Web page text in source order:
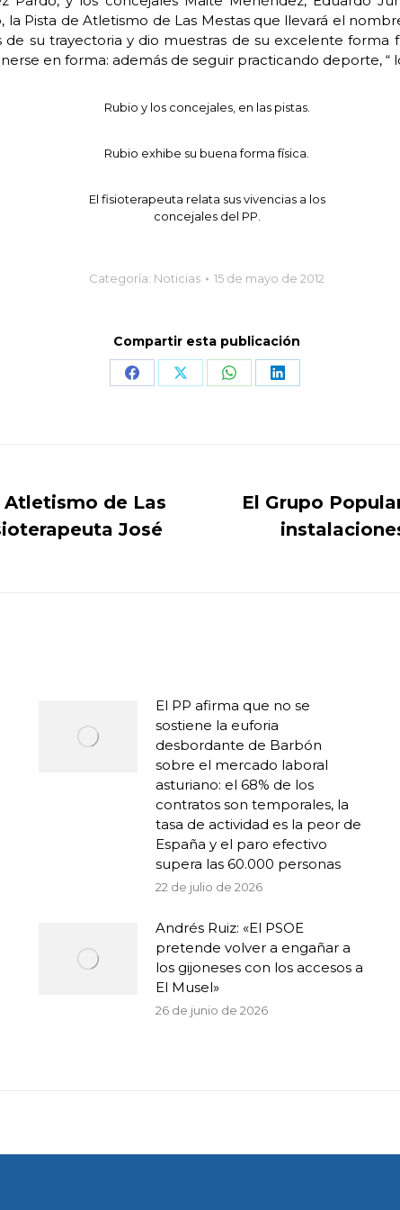
la Pista de Atletismo de Las Mestas que llevará el
de su trayectoria y dio muestras de su excelente
en forma: además de seguir practicando deporte, “
Rubio y los concejales, en las pistas.
Rubio exhibe su buena forma física.
El fisioterapeuta relata sus vivencias a los
concejales del PP.
Categoría: Noticias 15 de mayo de 2012
Compartir esta publicación
Share Share Share Share
Atletismo de Las
José
Publicación
El Grupo
El PP afirma que no se
sostiene la euforia
desbordante de Barbón
sobre el mercado laboral
asturiano: el 68% de los
contratos son temporales, la
tasa de actividad es la peor de
España y el paro efectivo
supera las 60.000 personas
22 de julio de 2026
Andrés Ruiz: «El PSOE
pretende volver a engañar a
los gijoneses con los accesos a
El Musel»
26 de junio de 2026